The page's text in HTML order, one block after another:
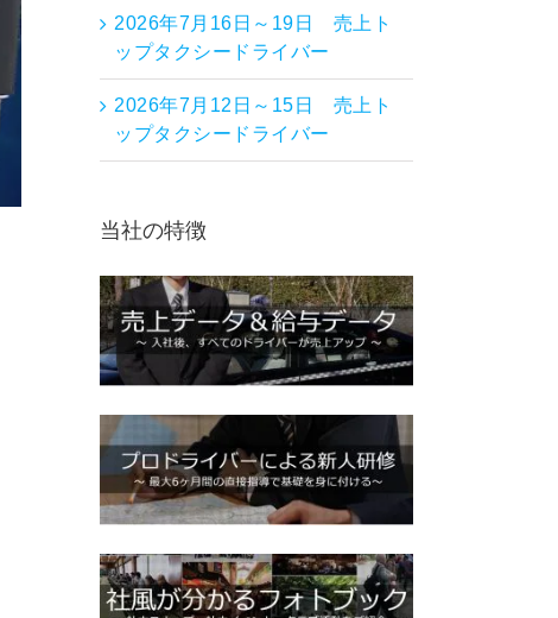
2026年7月16日～19日 売上ト
ップタクシードライバー
2026年7月12日～15日 売上ト
ップタクシードライバー
当社の特徴